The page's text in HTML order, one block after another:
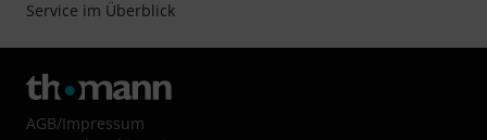
Service im Überblick
AGB/Impressum